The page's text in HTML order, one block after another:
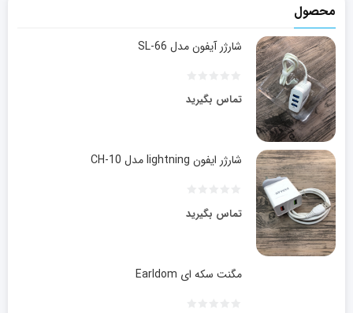
محصول
شارژر آیفون مدل SL-66
تماس بگیرید
شارژر ایفون lightning مدل CH-10
تماس بگیرید
مگنت سکه ای Earldom